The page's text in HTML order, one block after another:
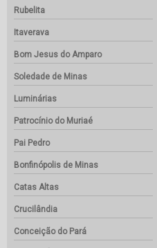
Rubelita
Itaverava
Bom Jesus do Amparo
Soledade de Minas
Luminárias
Patrocínio do Muriaé
Pai Pedro
Bonfinópolis de Minas
Catas Altas
Crucilândia
Conceição do Pará